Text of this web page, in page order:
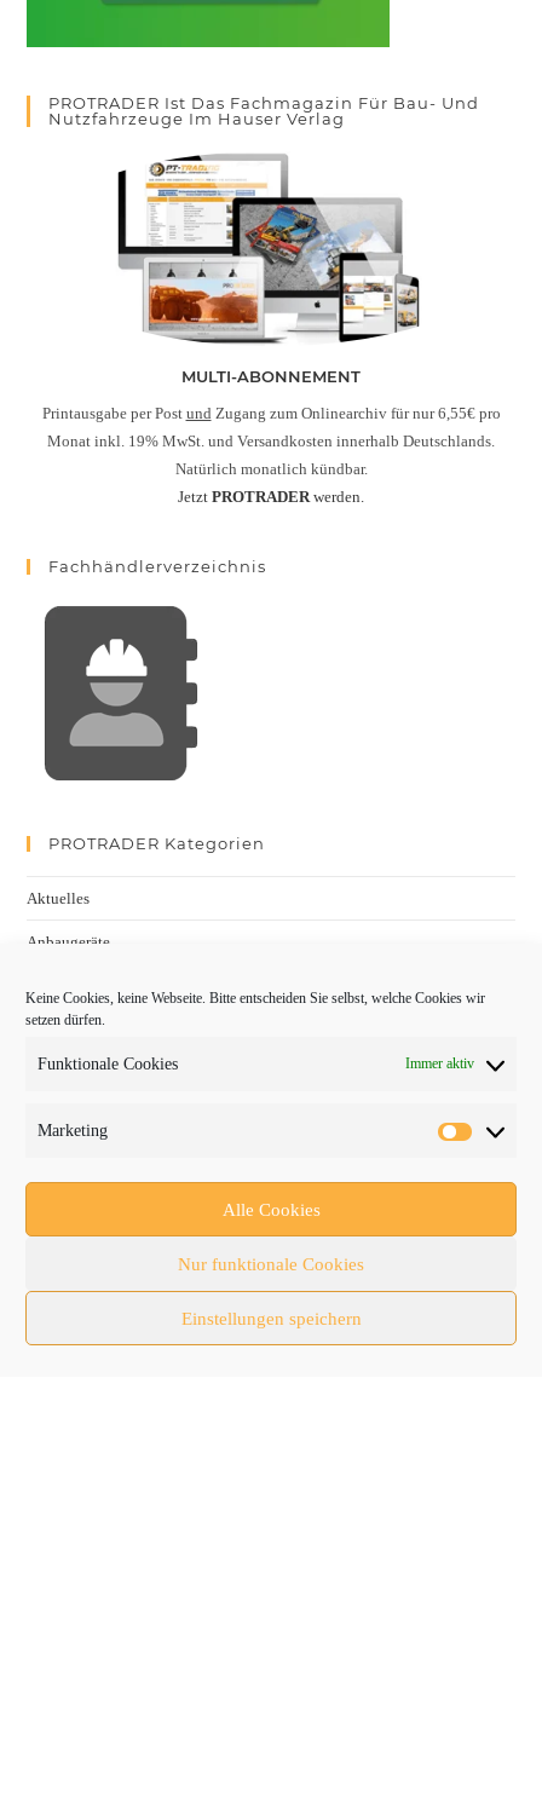
Keine Cookies, keine Webseite. Bitte entscheiden Sie selbst, welche Cookies wir
setzen dürfen.
Funktionale Cookies Immer aktiv
Marketing
Alle Cookies
Nur funktionale Cookies
Einstellungen speichern
PROTRADER Ist Das Fachmagazin Für Bau- Und
Nutzfahrzeuge Im Hauser Verlag
MULTI-ABONNEMENT
Printausgabe per Post und Zugang zum Onlinearchiv für nur 6,55€ pro
Monat inkl. 19% MwSt. und Versandkosten innerhalb Deutschlands.
Natürlich monatlich kündbar.
Jetzt PROTRADERwerden.
Fachhändlerverzeichnis
PROTRADER Kategorien
Aktuelles
Anbaugeräte
Baumaschinen
Fachmessen
Nutzfahrzeuge
RATL 2025 | RecyclingAKTIV & TiefbauLIVE